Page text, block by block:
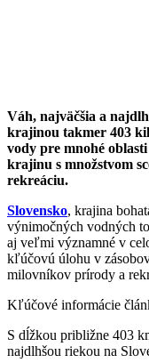
Váh, najväčšia a
krajinou takmer 403
vody pre mnohé
krajinu s množstvom
rekreáciu.
Slovensko, krajina
výnimočných vodných
aj veľmi významné v
kľúčovú úlohu v
milovníkov prírody a
Kľúčové informácie
S dĺžkou približne 403
najdlhšou riekou na